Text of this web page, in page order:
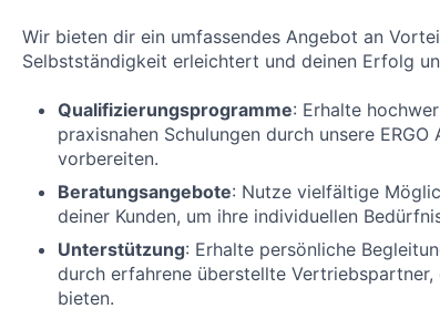
Wir bieten dir ein umfassendes Angebot an
Selbstständigkeit erleichtert und deinen Erfolg
Qualifizierungsprogramme: Erhalte
praxisnahen Schulungen durch unsere
vorbereiten.
Beratungsangebote: Nutze vielfältige
deiner Kunden, um ihre individuellen
Unterstützung: Erhalte persönliche
durch erfahrene überstellte
bieten.